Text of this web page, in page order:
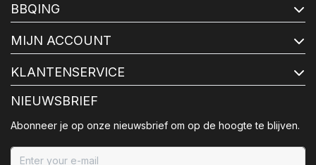
BBQING
MIJN ACCOUNT
KLANTENSERVICE
NIEUWSBRIEF
Abonneer je op onze nieuwsbrief om op de hoogte te blijven.